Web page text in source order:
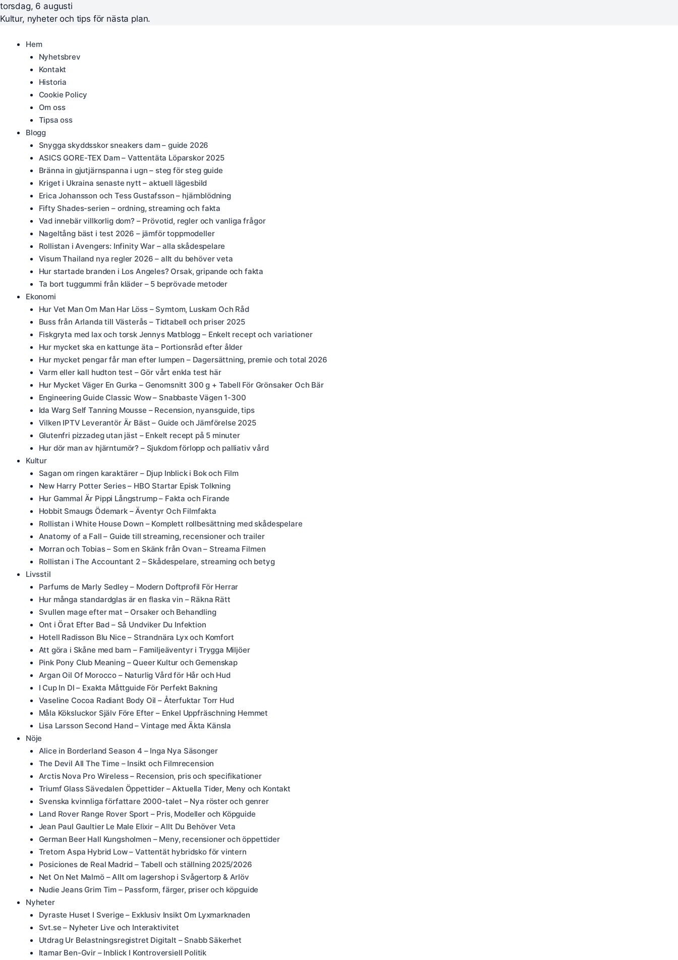
torsdag, 6 augusti
Kultur, nyheter och tips för nästa plan.
Hem
Nyhetsbrev
Kontakt
Historia
Cookie Policy
Om oss
Tipsa oss
Blogg
Snygga skyddsskor sneakers dam – guide 2026
ASICS GORE-TEX Dam – Vattentäta Löparskor 2025
Bränna in gjutjärnspanna i ugn – steg för steg guide
Kriget i Ukraina senaste nytt – aktuell lägesbild
Erica Johansson och Tess Gustafsson – hjärnblödning
Fifty Shades-serien – ordning, streaming och fakta
Vad innebär villkorlig dom? – Prövotid, regler och vanliga frågor
Nageltång bäst i test 2026 – jämför toppmodeller
Rollistan i Avengers: Infinity War – alla skådespelare
Visum Thailand nya regler 2026 – allt du behöver veta
Hur startade branden i Los Angeles? Orsak, gripande och fakta
Ta bort tuggummi från kläder – 5 beprövade metoder
Ekonomi
Hur Vet Man Om Man Har Löss – Symtom, Luskam Och Råd
Buss från Arlanda till Västerås – Tidtabell och priser 2025
Fiskgryta med lax och torsk Jennys Matblogg – Enkelt recept och variationer
Hur mycket ska en kattunge äta – Portionsråd efter ålder
Hur mycket pengar får man efter lumpen – Dagersättning, premie och total 2026
Varm eller kall hudton test – Gör vårt enkla test här
Hur Mycket Väger En Gurka – Genomsnitt 300 g + Tabell För Grönsaker Och Bär
Engineering Guide Classic Wow – Snabbaste Vägen 1-300
Ida Warg Self Tanning Mousse – Recension, nyansguide, tips
Vilken IPTV Leverantör Är Bäst – Guide och Jämförelse 2025
Glutenfri pizzadeg utan jäst – Enkelt recept på 5 minuter
Hur dör man av hjärntumör? – Sjukdom förlopp och palliativ vård
Kultur
Sagan om ringen karaktärer – Djup Inblick i Bok och Film
New Harry Potter Series – HBO Startar Episk Tolkning
Hur Gammal Är Pippi Långstrump – Fakta och Firande
Hobbit Smaugs Ödemark – Äventyr Och Filmfakta
Rollistan i White House Down – Komplett rollbesättning med skådespelare
Anatomy of a Fall – Guide till streaming, recensioner och trailer
Morran och Tobias – Som en Skänk från Ovan – Streama Filmen
Rollistan i The Accountant 2 – Skådespelare, streaming och betyg
Livsstil
Parfums de Marly Sedley – Modern Doftprofil För Herrar
Hur många standardglas är en flaska vin – Räkna Rätt
Svullen mage efter mat – Orsaker och Behandling
Ont i Örat Efter Bad – Så Undviker Du Infektion
Hotell Radisson Blu Nice – Strandnära Lyx och Komfort
Att göra i Skåne med barn – Familjeäventyr i Trygga Miljöer
Pink Pony Club Meaning – Queer Kultur och Gemenskap
Argan Oil Of Morocco – Naturlig Vård för Hår och Hud
I Cup In Dl – Exakta Måttguide För Perfekt Bakning
Vaseline Cocoa Radiant Body Oil – Återfuktar Torr Hud
Måla Köksluckor Själv Före Efter – Enkel Uppfräschning Hemmet
Lisa Larsson Second Hand – Vintage med Äkta Känsla
Nöje
Alice in Borderland Season 4 – Inga Nya Säsonger
The Devil All The Time – Insikt och Filmrecension
Arctis Nova Pro Wireless – Recension, pris och specifikationer
Triumf Glass Sävedalen Öppettider – Aktuella Tider, Meny och Kontakt
Svenska kvinnliga författare 2000-talet – Nya röster och genrer
Land Rover Range Rover Sport – Pris, Modeller och Köpguide
Jean Paul Gaultier Le Male Elixir – Allt Du Behöver Veta
German Beer Hall Kungsholmen – Meny, recensioner och öppettider
Tretorn Aspa Hybrid Low – Vattentät hybridsko för vintern
Posiciones de Real Madrid – Tabell och ställning 2025/2026
Net On Net Malmö – Allt om lagershop i Svågertorp & Arlöv
Nudie Jeans Grim Tim – Passform, färger, priser och köpguide
Nyheter
Dyraste Huset I Sverige – Exklusiv Insikt Om Lyxmarknaden
Svt.se – Nyheter Live och Interaktivitet
Utdrag Ur Belastningsregistret Digitalt – Snabb Säkerhet
Itamar Ben-Gvir – Inblick I Kontroversiell Politik